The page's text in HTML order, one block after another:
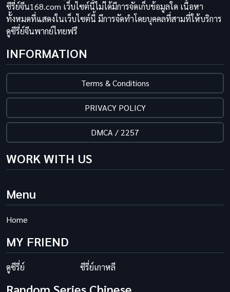
ซีรี่ย์จีน168.com เว็บไซต์นี้ไม่ได้มีการจัดเก็บข้อมูลใด เนื้อหา
ทั้งหมดที่แสดงในเว็บไซต์นี้ มีการจัดทำโดยบุคคลที่สามที่ให้บริการ
ดูซีรี่ย์จีนพากย์ไทยฟรี
INFORMATION
Terms & Conditions
PRIVACY POLICY
DMCA / 2257
WORK WITH US
Menu
Home
MY FRIEND
ดูซีรี่ย์ ซีรี่ย์เกาหลี